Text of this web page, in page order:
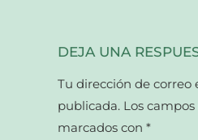
DEJA UNA
Tu dirección de correo
publicada. Los
marcados con*